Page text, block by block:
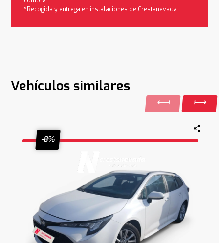
*Recogida y entrega en instalaciones de Crestanevada
Vehículos similares
-8%